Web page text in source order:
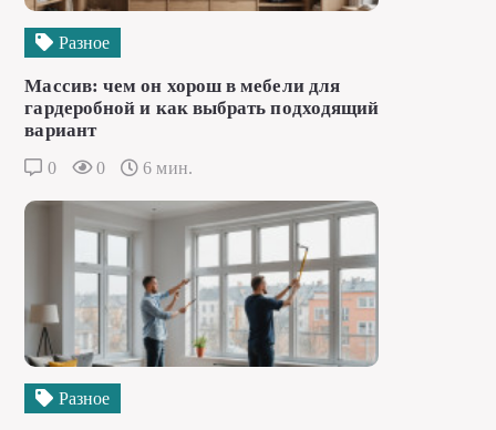
Разное
Массив: чем он хорош в мебели для
гардеробной и как выбрать подходящий
вариант
0 0 6 мин.
Разное